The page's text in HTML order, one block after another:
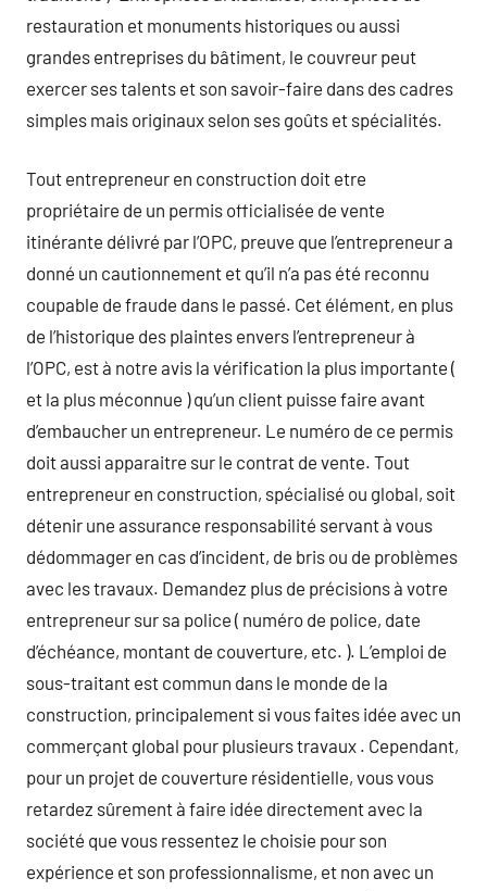
restauration et monuments historiques ou aussi
grandes entreprises du bâtiment, le couvreur peut
exercer ses talents et son savoir-faire dans des cadres
simples mais originaux selon ses goûts et spécialités.
Tout entrepreneur en construction doit etre
propriétaire de un permis officialisée de vente
itinérante délivré par l’OPC, preuve que l’entrepreneur a
donné un cautionnement et qu’il n’a pas été reconnu
coupable de fraude dans le passé. Cet élément, en plus
de l’historique des plaintes envers l’entrepreneur à
l’OPC, est à notre avis la vérification la plus importante (
et la plus méconnue ) qu’un client puisse faire avant
d’embaucher un entrepreneur. Le numéro de ce permis
doit aussi apparaitre sur le contrat de vente. Tout
entrepreneur en construction, spécialisé ou global, soit
détenir une assurance responsabilité servant à vous
dédommager en cas d’incident, de bris ou de problèmes
avec les travaux. Demandez plus de précisions à votre
entrepreneur sur sa police ( numéro de police, date
d’échéance, montant de couverture, etc. ). L’emploi de
sous-traitant est commun dans le monde de la
construction, principalement si vous faites idée avec un
commerçant global pour plusieurs travaux . Cependant,
pour un projet de couverture résidentielle, vous vous
retardez sûrement à faire idée directement avec la
société que vous ressentez le choisie pour son
expérience et son professionnalisme, et non avec un